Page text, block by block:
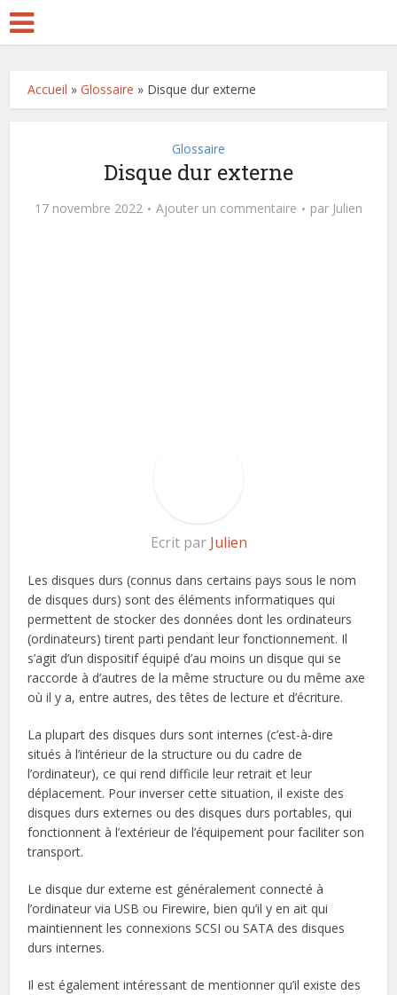
Accueil »Glossaire » Disque dur externe
Glossaire
Disque dur externe
17 novembre 2022 Ajouter un commentaire par Julien
Ecrit par Julien
Les disques durs (connus dans certains pays sous le nom
de disques durs) sont des éléments informatiques qui
permettent de stocker des données dont les ordinateurs
(ordinateurs) tirent parti pendant leur fonctionnement. Il
s’agit d’un dispositif équipé d’au moins un disque qui se
raccorde à d’autres de la même structure ou du même axe
où il y a, entre autres, des têtes de lecture et d’écriture.
La plupart des disques durs sont internes (c’est-à-dire
situés à l’intérieur de la structure ou du cadre de
l’ordinateur), ce qui rend difficile leur retrait et leur
déplacement. Pour inverser cette situation, il existe des
disques durs externes ou des disques durs portables, qui
fonctionnent à l’extérieur de l’équipement pour faciliter son
transport.
Le disque dur externe est généralement connecté à
l’ordinateur via USB ou Firewire, bien qu’il y en ait qui
maintiennent les connexions SCSI ou SATA des disques
durs internes.
Il est également intéressant de mentionner qu’il existe des